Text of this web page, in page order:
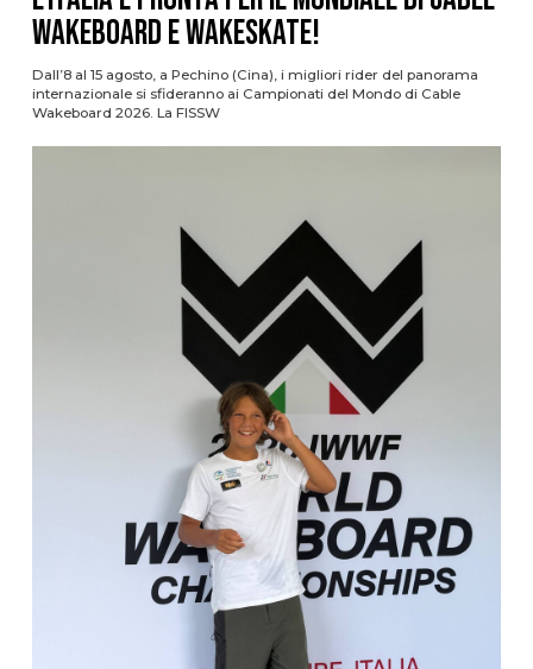
Wakeboard e Wakeskate!
Dall’8 al 15 agosto, a Pechino (Cina), i migliori rider del panorama
internazionale si sfideranno ai Campionati del Mondo di Cable
Wakeboard 2026. La FISSW